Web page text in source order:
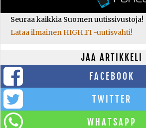
Seuraa kaikkia Suomen uutissivustoja!
Lataa ilmainen HIGH.FI -uutisvahti!
JAA ARTIKKELI
FACEBOOK
TWITTER
WHATSAPP